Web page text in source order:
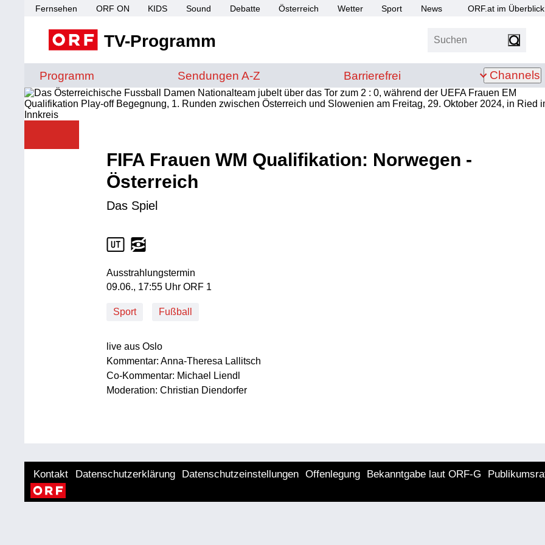
Fernsehen ORF ON KIDS Sound Debatte Österreich Wetter Sport News ORF.at im Überblick
TV-Programm Suchen
Programm Sendungen von A bis Z
Sendungen A-Z Barrierefrei
Barrierefrei Channels
FIFA Frauen WM Qualifikation: Norwegen -
Österreich
Das Spiel
Ausstrahlungstermin
09. Juni, 17:55 Uhr in ORF 1
09.06., 17:55 Uhr ORF 1
Sport Fußball
live aus Oslo
Kommentar: Anna-Theresa Lallitsch
Co-Kommentar: Michael Liendl
Moderation: Christian Diendorfer
Kontakt Datenschutzerklärung Datenschutzeinstellungen Offenlegung Bekanntgabe laut ORF-G